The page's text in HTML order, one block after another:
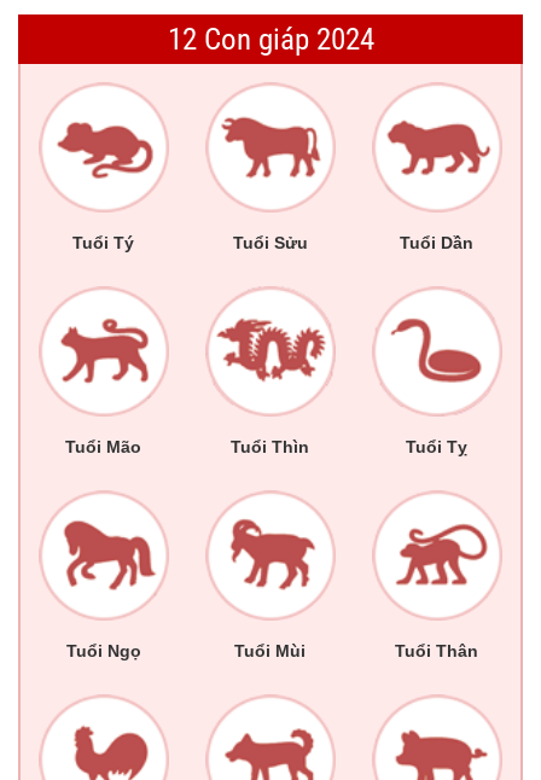
12 Con giáp 2024
Tuổi Tý Tuổi Sửu Tuổi Dần
Tuổi Mão Tuổi Thìn Tuổi Tỵ
Tuổi Ngọ Tuổi Mùi Tuổi Thân